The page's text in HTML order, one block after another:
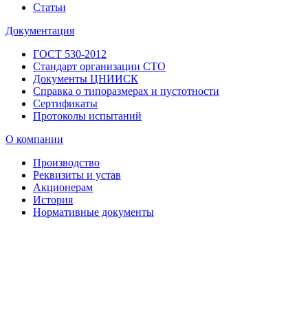
Статьи
Документация
ГОСТ 530-2012
Стандарт организации СТО
Документы ЦНИИСК
Справка о типоразмерах и пустотности
Сертификаты
Протоколы испытаний
О компании
Производство
Реквизиты и устав
Акционерам
История
Нормативные документы